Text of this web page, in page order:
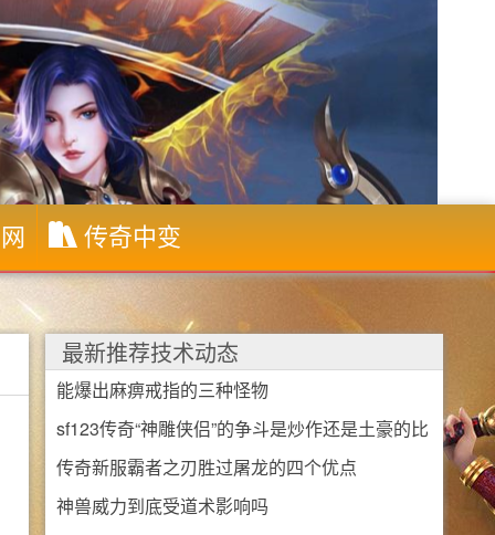
传奇中变
最新推荐技术动态
能爆出麻痹戒指的三种怪物
sf123传奇“神雕侠侣”的争斗是炒作还是土豪的比
拼
传奇新服霸者之刃胜过屠龙的四个优点
神兽威力到底受道术影响吗